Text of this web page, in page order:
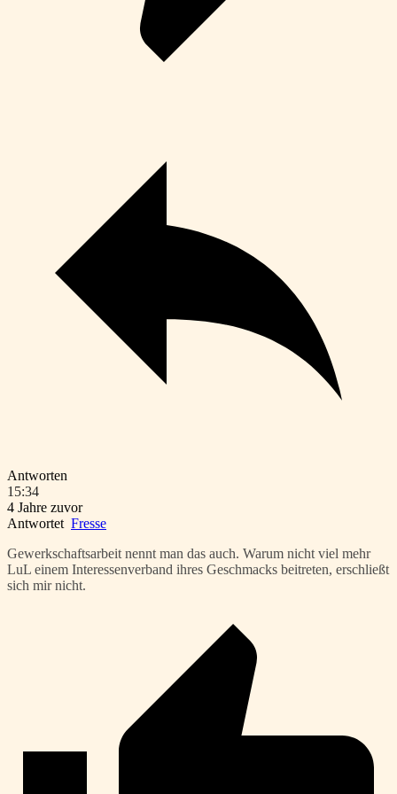
Antworten
15:34
4 Jahre zuvor
Antwortet Fresse
Gewerkschaftsarbeit nennt man das auch. Warum nicht viel mehr
LuL einem Interessenverband ihres Geschmacks beitreten, erschließt
sich mir nicht.